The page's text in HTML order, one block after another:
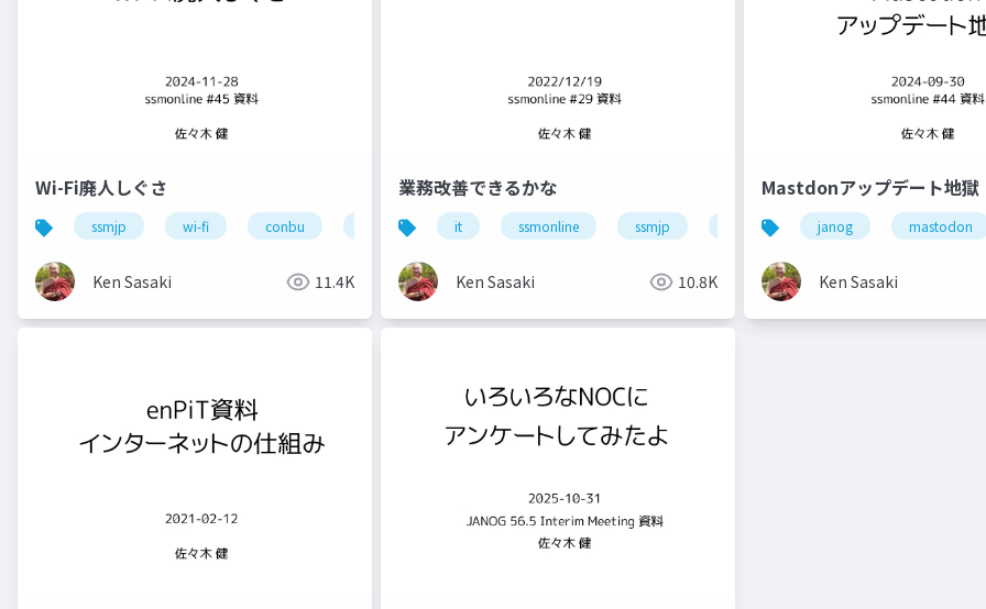
Wi-Fi廃人しぐさ
ssmjp wi-fi conbu bakuchiku ssmonline ネットワーク
Ken Sasaki 11.4K
業務改善できるかな
it ssmonline ssmjp 業務改善
Ken Sasaki 10.8K
Mastdonアップデート地獄
janog mastodon
Ken Sasaki